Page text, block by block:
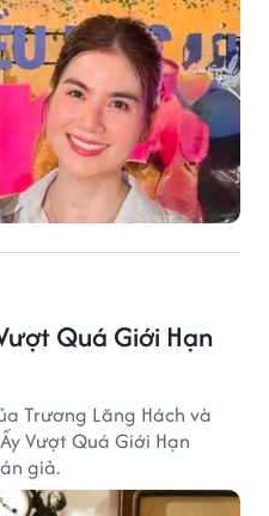
Quá Giới Hạn
Trương Lăng Hách và
Vượt Quá Giới Hạn
giả.